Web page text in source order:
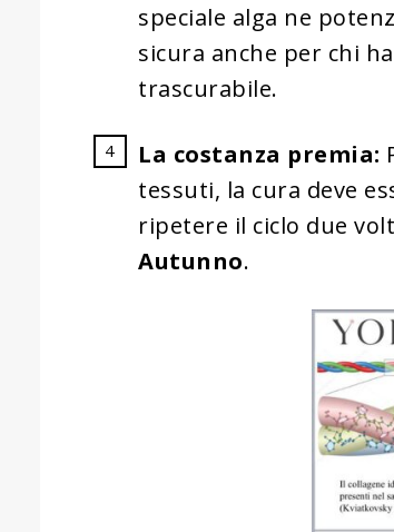
speciale alga ne
sicura anche per chi
trascurabile.
La costanza premia:
tessuti, la cura deve
ripetere il ciclo due
Autunno.